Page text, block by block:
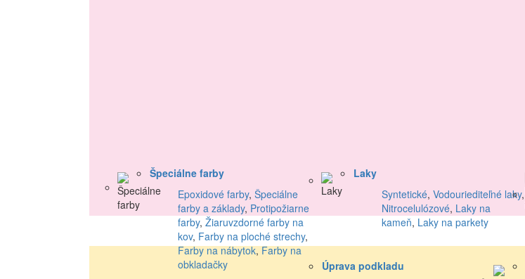
Špeciálne farby
Epoxidové farby, Špeciálne
farby a základy, Protipožiarne
farby, Žiaruvzdorné farby na
kov, Farby na ploché strechy,
Farby na nábytok,Farby na
obkladačky
Laky
Syntetické, Vodouriediteľné laky,
Nitrocelulózové, Laky na
kameň, Laky na parkety
Úprava podkladu